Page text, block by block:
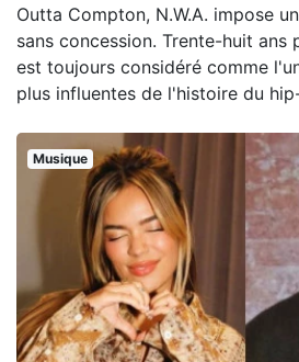
Outta Compton, N.W.A. impose
sans concession. Trente-huit ans
est toujours considéré comme
plus influentes de l'histoire du
Musique